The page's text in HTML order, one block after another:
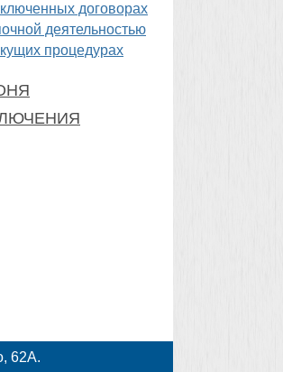
договорах
деятельностью
процедурах
62А.